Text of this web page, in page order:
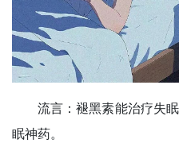
流言：褪黑素能治疗失
眠神药。